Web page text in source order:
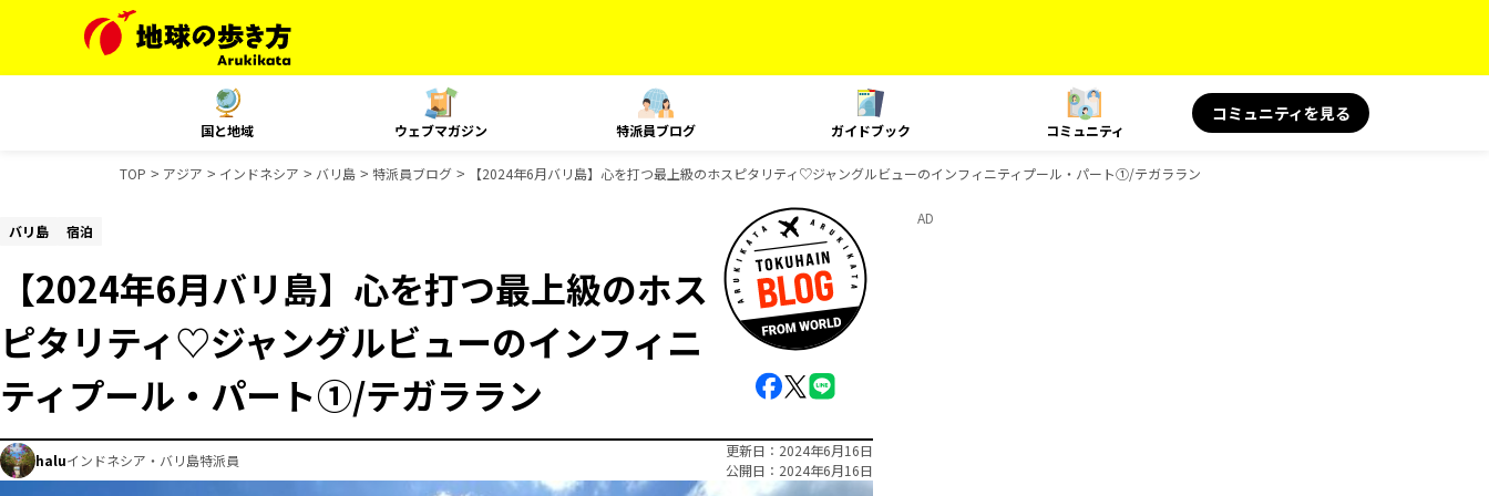
国と地域 ウェブマガジン 特派員ブログ ガイドブック コミュニティ
コミュニティを見る
TOP アジア インドネシア バリ島 特派員ブログ 【2024年6月バリ島】心を打つ最上級のホスピタリティ♡ジャングルビューのインフィニティプール・パート①/テガララン
バリ島 宿泊
【2024年6月バリ島】心を打つ最上級のホス
ピタリティ♡ジャングルビューのインフィニ
ティプール・パート①/テガララン
haluインドネシア・バリ島特派員
更新日
2024年6月16日
公開日
2024年6月16日
AD